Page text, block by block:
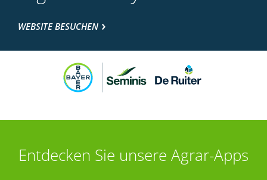
WEBSITE BESUCHEN
Entdecken Sie unsere Agrar-Apps